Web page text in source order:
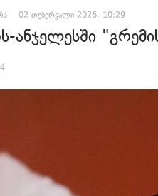
02 თებერვალი 2026, 10:29
ანჯელესში